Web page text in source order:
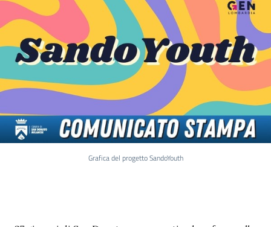
Grafica del progetto SandoYouth